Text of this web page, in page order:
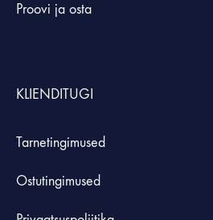
Proovi ja osta
KLIENDITUGI
Tarnetingimused
Ostutingimused